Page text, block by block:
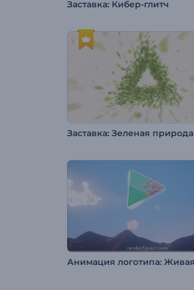
Заставка: Кибер-глитч
Заставка: Зеленая природа